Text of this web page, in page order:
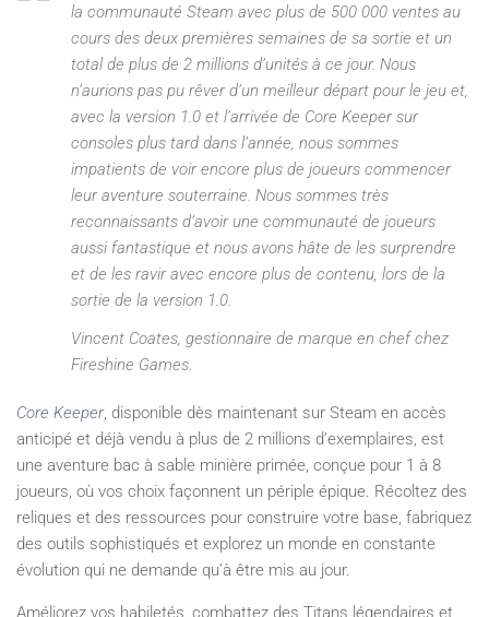
la communauté Steam avec plus de 500 000 ventes au
cours des deux premières semaines de sa sortie et un
total de plus de 2 millions d’unités à ce jour. Nous
n’aurions pas pu rêver d’un meilleur départ pour le jeu et,
avec la version 1.0 et l’arrivée de Core Keepersur
consoles plus tard dans l’année, nous sommes
impatients de voir encore plus de joueurs commencer
leur aventure souterraine. Nous sommes très
reconnaissants d’avoir une communauté de joueurs
aussi fantastique et nous avons hâte de les surprendre
et de les ravir avec encore plus de contenu, lors de la
sortie de la version 1.0.
Vincent Coates, gestionnaire de marque en chef chez
Fireshine Games.
Core Keeper, disponible dès maintenant sur Steam en accès
anticipé et déjà vendu à plus de 2 millions d’exemplaires, est
une aventure bac à sable minière primée, conçue pour 1 à 8
joueurs, où vos choix façonnent un périple épique. Récoltez des
reliques et des ressources pour construire votre base, fabriquez
des outils sophistiqués et explorez un monde en constante
évolution qui ne demande qu’à être mis au jour.
Améliorez vos habiletés, combattez des Titans légendaires et